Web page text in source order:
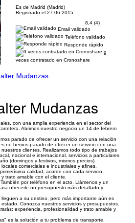
Es de Madrid (Madrid)
Registrado el 27-06-2015
8,4 (4)
Email validado
Teléfono validado
Responde rápido
9
veces contratado en Cronoshare
Mudanzas
Mudanzas
con una amplia experiencia en el sector del
Abrimos nuestro negocio un 14 de febrero
parado de ofrecer un servicio con una relación
no hemos parado de ofrecer un servicio con una
clientes. Realizamos todo tipo de trabajos
nacional e internacional, servicios a particulares
(domingos y festivos, mismos precios).
comerciales e industriales y afines.
calidad, acorde con cada servicio.
trato amable con el cliente.
por teléfono en el acto. Llámenos y un
ofrecerle un presupuesto más detallado y
a su destino, pero más importante aún es
Conozca nuestros servicios y presupuestos.
experiencia, profesionalidad y trato amable y
es la solución a tu problema de transporte.